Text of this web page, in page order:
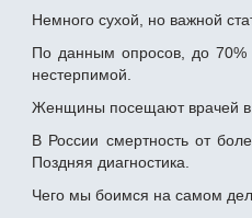
Немного сухой, но важной
По данным опросов, до 70%
нестерпимой.
Женщины посещают врачей в
В России смертность от
Поздняя диагностика.
Чего мы боимся на самом